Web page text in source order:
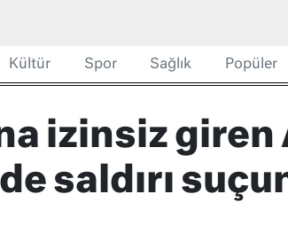
Kültür Spor Sağlık Popüler
izinsiz giren
saldırı